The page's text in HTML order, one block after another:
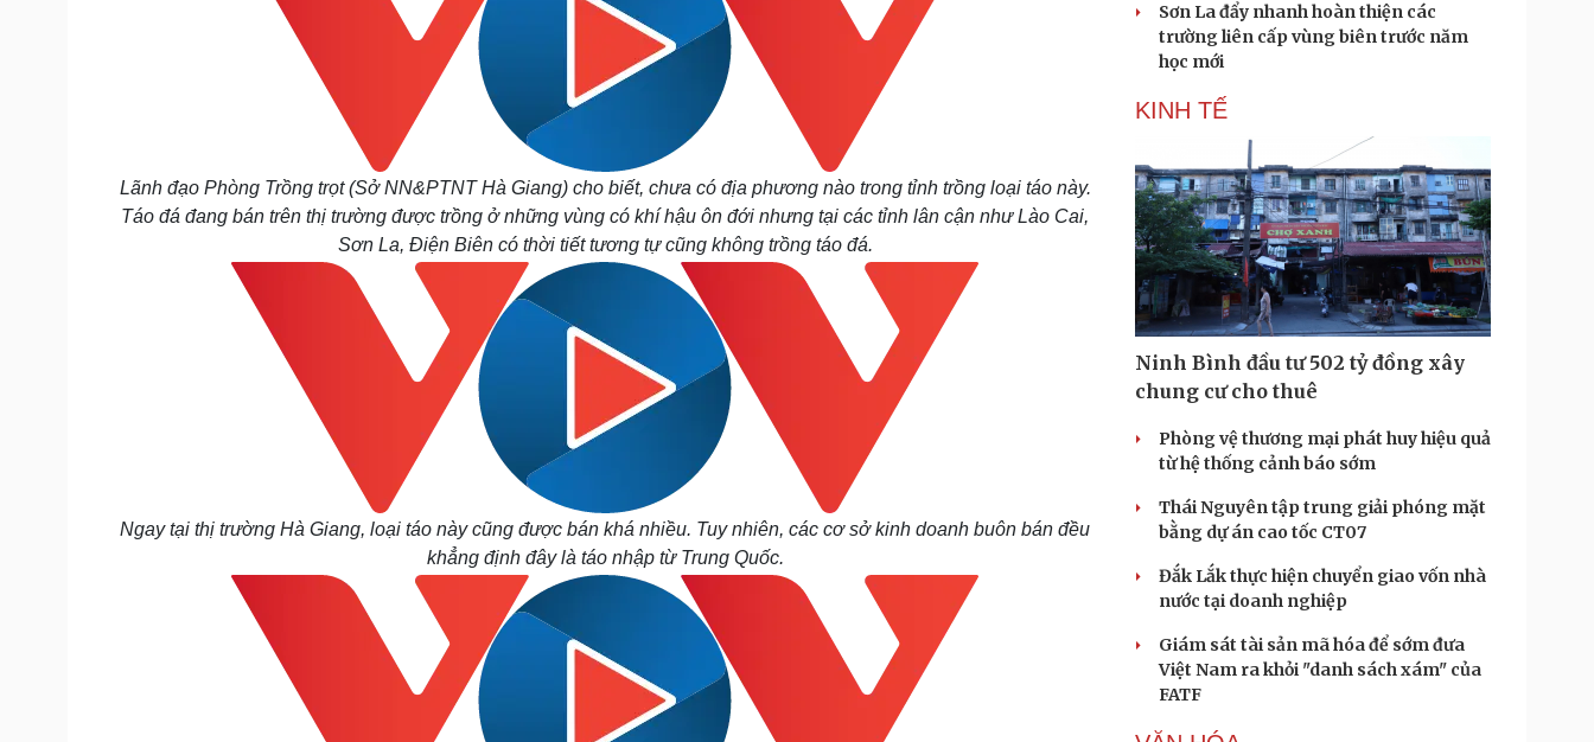
Lãnh đạo Phòng Trồng trọt (Sở NN&PTNT Hà Giang) cho biết, chưa có địa phương nào trong tỉnh trồng loại táo này.
Táo đá đang bán trên thị trường được trồng ở những vùng có khí hậu ôn đới nhưng tại các tỉnh lân cận như Lào Cai,
Sơn La, Điện Biên có thời tiết tương tự cũng không trồng táo đá.
Ngay tại thị trường Hà Giang, loại táo này cũng được bán khá nhiều. Tuy nhiên, các cơ sở kinh doanh buôn bán đều
khẳng định đây là táo nhập từ Trung Quốc.
Sơn La đẩy nhanh hoàn thiện các
trường liên cấp vùng biên trước năm
học mới
KINH TẾ
Ninh Bình đầu tư 502 tỷ đồng xây
chung cư cho thuê
Phòng vệ thương mại phát huy hiệu quả
từ hệ thống cảnh báo sớm
Thái Nguyên tập trung giải phóng mặt
bằng dự án cao tốc CT07
Đắk Lắk thực hiện chuyển giao vốn nhà
nước tại doanh nghiệp
Giám sát tài sản mã hóa để sớm đưa
Việt Nam ra khỏi "danh sách xám" của
FATF